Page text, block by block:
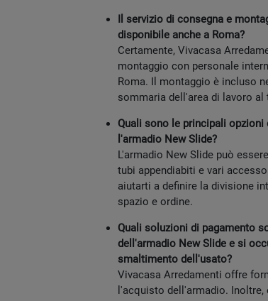
Il servizio di consegna e
disponibile anche a Roma?
Certamente, Vivacasa
montaggio con personale
Roma. Il montaggio è incluso
sommaria dell'area di lavoro al
Quali sono le principali opzioni
l'armadio New Slide?
L'armadio New Slide può
tubi appendiabiti e vari
aiutarti a definire la divisione
spazio e ordine.
Quali soluzioni di pagamento
dell'armadio New Slide e si
smaltimento dell'usato?
Vivacasa Arredamenti offre
l'acquisto dell'armadio.